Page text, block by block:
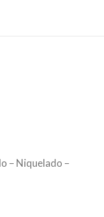
– Niquelado –